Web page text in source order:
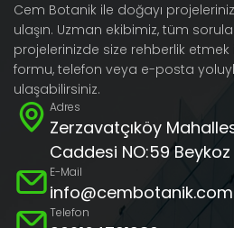
Cem Botanik ile doğayı
ulaşın. Uzman ekibimiz, tüm
projelerinizde size rehberlik
formu, telefon veya e-posta
ulaşabilirsiniz.
Adres
Zerzavatçıköy
Caddesi NO:59
E-Mail
info@cembotanik.com
Telefon